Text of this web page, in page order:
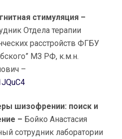
стимуляция –
Отдела терапии
расстройств ФГБУ
МЗ РФ, к.м.н.
–
шизофрении: поиск и
– Бойко Анастасия
сотрудник лаборатории